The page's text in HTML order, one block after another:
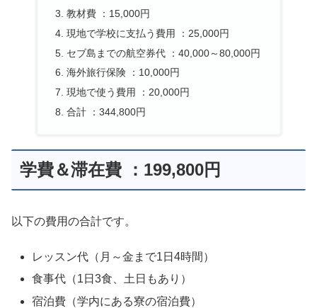
教材費 ：15,000円
現地で学校に支払う費用 ：25,000円
セブ島までの航空券代 ：40,000～80,000円
海外旅行保険 ：10,000円
現地で使う費用 ：20,000円
合計 ：344,800円
学費＆滞在費 ：199,800円
以下の費用の合計です。
レッスン代（月～金まで1日4時間）
食事代（1日3食、土日もあり）
宿泊費（学内にある寮の宿泊費）